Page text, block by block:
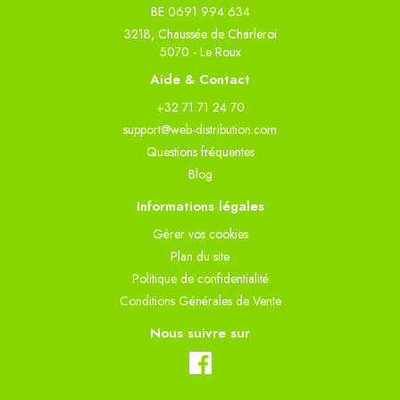
BE 0691 994 634
321B, Chaussée de Charleroi
5070 - Le Roux
Aide & Contact
+32 71 71 24 70
support@web-distribution.com
Questions fréquentes
Blog
Informations légales
Gèrer vos cookies
Plan du site
Politique de confidentialité
Conditions Générales de Vente
Nous suivre sur